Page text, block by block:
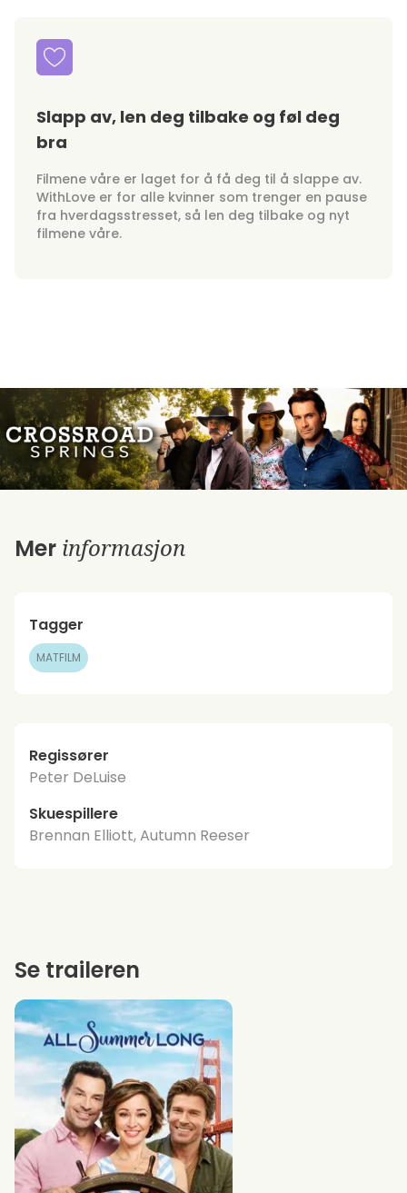
Slapp av, len deg tilbake og føl deg
bra
Filmene våre er laget for å få deg til å slappe av.
WithLove er for alle kvinner som trenger en pause
fra hverdagsstresset, så len deg tilbake og nyt
filmene våre.
Mer informasjon
Tagger
MATFILM
Regissører
Peter DeLuise
Skuespillere
Brennan Elliott, Autumn Reeser
Se traileren